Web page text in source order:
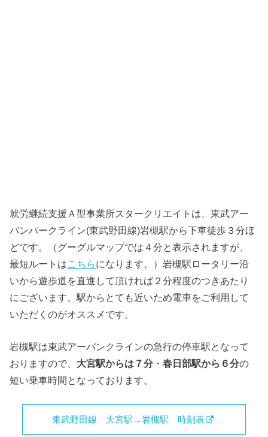
就労継続支援Ａ型事業所スタークリエイトは、東武アー
バンパークライン(東武野田線)岩槻駅から下車徒歩３分ほ
どです。（グーグルマップでは４分と表示されますが、
最短ルートはこちらになります。）岩槻駅ロータリー沿
いから遊歩道を直進して頂ければ２分程度のつきあたり
にございます。駅からとても近いため電車をご利用して
いただくのがオススメです。
岩槻駅は東武アーバンクラインの急行の停車駅となって
おりますので、 大宮駅からは７分・春日部駅から６分の
短い乗車時間となっております。
東武野田線 大宮駅→岩槻駅 時刻表